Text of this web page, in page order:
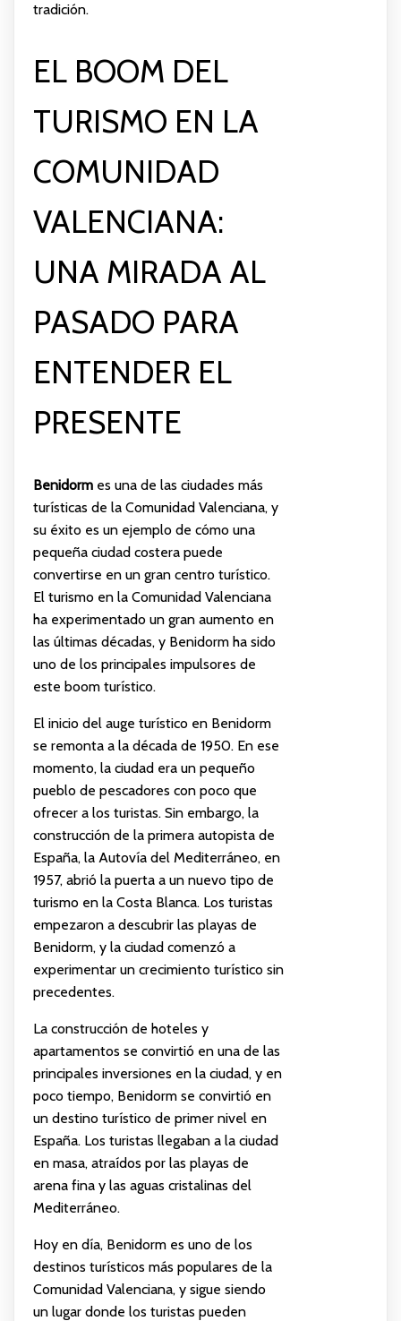
tradición.
EL BOOM DEL
TURISMO EN LA
COMUNIDAD
VALENCIANA:
UNA MIRADA AL
PASADO PARA
ENTENDER EL
PRESENTE
Benidormes una de las ciudades más
turísticas de la Comunidad Valenciana, y
su éxito es un ejemplo de cómo una
pequeña ciudad costera puede
convertirse en un gran centro turístico.
El turismo en la Comunidad Valenciana
ha experimentado un gran aumento en
las últimas décadas, y Benidorm ha sido
uno de los principales impulsores de
este boom turístico.
El inicio del auge turístico en Benidorm
se remonta a la década de 1950. En ese
momento, la ciudad era un pequeño
pueblo de pescadores con poco que
ofrecer a los turistas. Sin embargo, la
construcción de la primera autopista de
España, la Autovía del Mediterráneo, en
1957, abrió la puerta a un nuevo tipo de
turismo en la Costa Blanca. Los turistas
empezaron a descubrir las playas de
Benidorm, y la ciudad comenzó a
experimentar un crecimiento turístico sin
precedentes.
La construcción de hoteles y
apartamentos se convirtió en una de las
principales inversiones en la ciudad, y en
poco tiempo, Benidorm se convirtió en
un destino turístico de primer nivel en
España. Los turistas llegaban a la ciudad
en masa, atraídos por las playas de
arena fina y las aguas cristalinas del
Mediterráneo.
Hoy en día, Benidorm es uno de los
destinos turísticos más populares de la
Comunidad Valenciana, y sigue siendo
un lugar donde los turistas pueden